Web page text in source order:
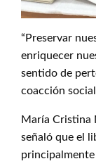
“Preservar
enriquecer
sentido de
coacción
María Cristina
señaló que el